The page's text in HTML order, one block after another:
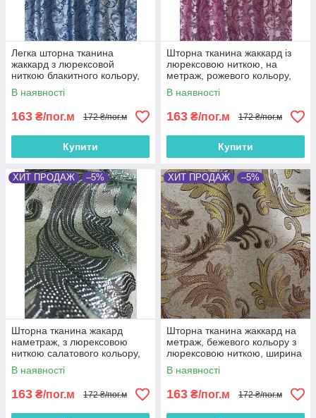
Легка шторна тканина
жаккард з люрексовой
ниткою блакитного кольору,
ширина 1.5 м на метраж
(D26-6)
В наявності
163 ₴/пог.м 172 ₴/пог.м
Купити
Шторна тканина жаккард із
люрексовою ниткою, на
метраж, рожевого кольору,
ширина 1.5 м (D26-13)
В наявності
163 ₴/пог.м 172 ₴/пог.м
Купити
ХИТ ПРОДАЖ –5%
Шторна тканина жакард
наметраж, з люрексовою
ниткою салатового кольору,
ширина 1.5 м (D26-4)
В наявності
163 ₴/пог.м 172 ₴/пог.м
ХИТ ПРОДАЖ –5%
Шторна тканина жаккард на
метраж, бежевого кольору з
люрексовою ниткою, ширина
1.5 м (D26-3)
В наявності
163 ₴/пог.м 172 ₴/пог.м